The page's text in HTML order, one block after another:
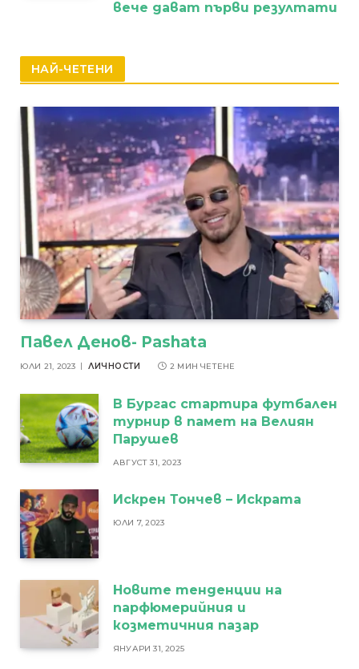
вече дават първи резултати
НАЙ-ЧЕТЕНИ
Павел Денов- Pashata
ЮЛИ 21, 2023 ЛИЧНОСТИ 2 МИН ЧЕТЕНЕ
В Бургас стартира футбален
турнир в памет на Велиян
Парушев
АВГУСТ 31, 2023
Искрен Тончев – Искрата
ЮЛИ 7, 2023
Новите тенденции на
парфюмерийния и
козметичния пазар
ЯНУАРИ 31, 2025